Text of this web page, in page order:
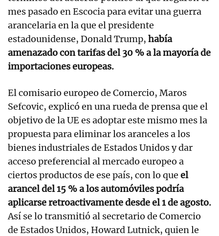
mes pasado en Escocia para evitar una guerra
arancelaria en la que el presidente
estadounidense, Donald Trump, había
amenazado con tarifas del 30 % a la mayoría de
importaciones europeas.
El comisario europeo de Comercio, Maros
Sefcovic, explicó en una rueda de prensa que el
objetivo de la UE es adoptar este mismo mes la
propuesta para eliminar los aranceles a los
bienes industriales de Estados Unidos y dar
acceso preferencial al mercado europeo a
ciertos productos de ese país, con lo que el
arancel del 15 % a los automóviles podría
aplicarse retroactivamente desde el 1 de agosto.
Así se lo transmitió al secretario de Comercio
de Estados Unidos, Howard Lutnick, quien le